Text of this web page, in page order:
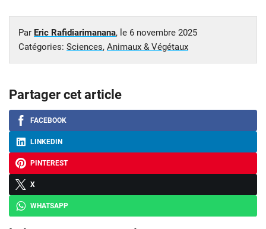
Par Eric Rafidiarimanana, le 6 novembre 2025
Catégories: Sciences, Animaux & Végétaux
Partager cet article
FACEBOOK
LINKEDIN
PINTEREST
X
WHATSAPP